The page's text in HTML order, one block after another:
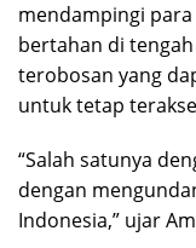
mendampingi
bertahan di
terobosan yang
untuk tetap
“Salah satunya
dengan
Indonesia,” ujar